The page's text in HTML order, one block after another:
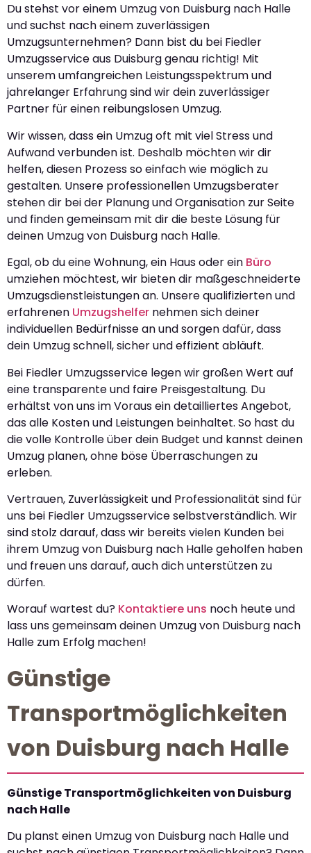
Du stehst vor einem Umzug von Duisburg nach Halle
und suchst nach einem zuverlässigen
Umzugsunternehmen? Dann bist du bei Fiedler
Umzugsservice aus Duisburg genau richtig! Mit
unserem umfangreichen Leistungsspektrum und
jahrelanger Erfahrung sind wir dein zuverlässiger
Partner für einen reibungslosen Umzug.
Wir wissen, dass ein Umzug oft mit viel Stress und
Aufwand verbunden ist. Deshalb möchten wir dir
helfen, diesen Prozess so einfach wie möglich zu
gestalten. Unsere professionellen Umzugsberater
stehen dir bei der Planung und Organisation zur Seite
und finden gemeinsam mit dir die beste Lösung für
deinen Umzug von Duisburg nach Halle.
Egal, ob du eine Wohnung, ein Haus oder ein Büro
umziehen möchtest, wir bieten dir maßgeschneiderte
Umzugsdienstleistungen an. Unsere qualifizierten und
erfahrenen Umzugshelfer nehmen sich deiner
individuellen Bedürfnisse an und sorgen dafür, dass
dein Umzug schnell, sicher und effizient abläuft.
Bei Fiedler Umzugsservice legen wir großen Wert auf
eine transparente und faire Preisgestaltung. Du
erhältst von uns im Voraus ein detailliertes Angebot,
das alle Kosten und Leistungen beinhaltet. So hast du
die volle Kontrolle über dein Budget und kannst deinen
Umzug planen, ohne böse Überraschungen zu
erleben.
Vertrauen, Zuverlässigkeit und Professionalität sind für
uns bei Fiedler Umzugsservice selbstverständlich. Wir
sind stolz darauf, dass wir bereits vielen Kunden bei
ihrem Umzug von Duisburg nach Halle geholfen haben
und freuen uns darauf, auch dich unterstützen zu
dürfen.
Worauf wartest du? Kontaktiere uns noch heute und
lass uns gemeinsam deinen Umzug von Duisburg nach
Halle zum Erfolg machen!
Günstige
Transportmöglichkeiten
von Duisburg nach Halle
Günstige Transportmöglichkeiten von Duisburg
nach Halle
Du planst einen Umzug von Duisburg nach Halle und